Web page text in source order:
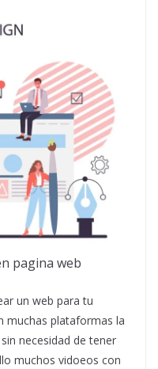
pagina web
un web para tu
muchas plataformas la
necesidad de tener
muchos vidoeos con